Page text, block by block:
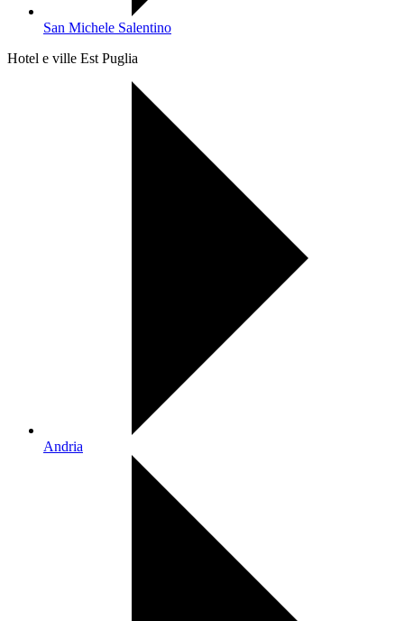
San Michele Salentino
Hotel e ville Est Puglia
Andria